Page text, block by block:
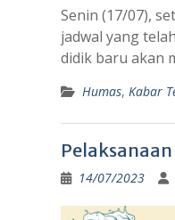
Senin (17/07),
jadwal yang
didik baru akan
Humas, Kabar
14/07/2023